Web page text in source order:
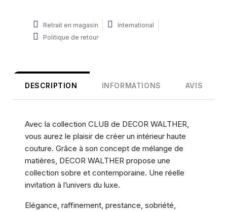
Retrait en magasin
International
Politique de retour
DESCRIPTION INFORMATIONS AVIS
Avec la collection CLUB de DECOR WALTHER,
vous aurez le plaisir de créer un intérieur haute
couture. Grâce à son concept de mélange de
matières, DECOR WALTHER propose une
collection sobre et contemporaine. Une réelle
invitation à l’univers du luxe.
Elégance, raffinement, prestance, sobriété,